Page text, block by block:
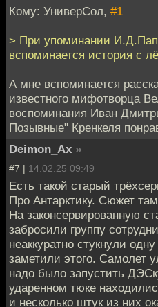
Кому: УниверСол, #1
> При упоминании
вспоминается история с
А мне вспоминается
известного мифотворца
воспоминания Иван
Позывные" Кренкеля
Deimon_Ax »
#7 | 14.02.25 09:49
Есть такой старый
Про Антарктику. Сюжет
На законсервированную
забросили группу
неаккуратно стукнули
заметили этого. Самолет
надо было запустить
ударенном тюке
и несколько штук из них